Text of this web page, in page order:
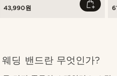
43,990원
딩 밴드란 무엇인가?